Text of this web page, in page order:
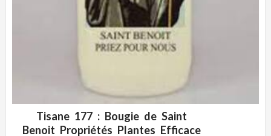
ADD WISHLIST
Tisane 177 : Bougie de Saint
Benoit Propriétés Plantes Efficace